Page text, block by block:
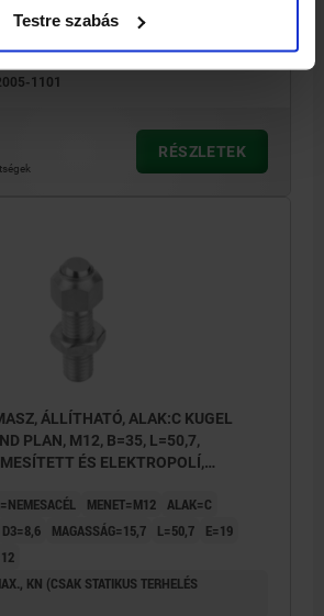
Testre szabás
KN (CSAK STATIKUS TERHELÉS ESETÉN)=8
1101
RÉSZLETEK
ÁLLÍTHATÓ, ALAK:C KUGEL
PLAN, M12, B=35, L=50,7,
ÉS ELEKTROPOLÍ,
MENET=M12 ALAK=C
D3=8,6 MAGASSÁG=15,7 L=50,7
E=19
KN (CSAK STATIKUS TERHELÉS